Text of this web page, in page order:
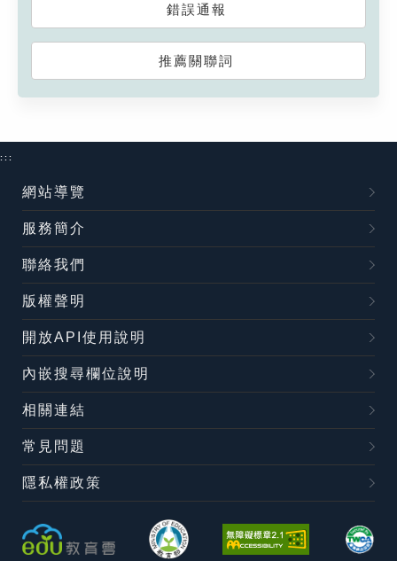
錯誤通報
推薦關聯詞
:::
網站導覽
服務簡介
聯絡我們
版權聲明
開放API使用說明
內嵌搜尋欄位說明
相關連結
常見問題
隱私權政策